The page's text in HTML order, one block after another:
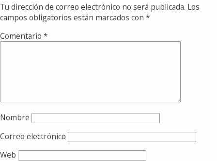
Tu dirección de correo electrónico no será publicada. Los
campos obligatorios están marcados con *
Comentario *
Nombre
Correo electrónico
Web